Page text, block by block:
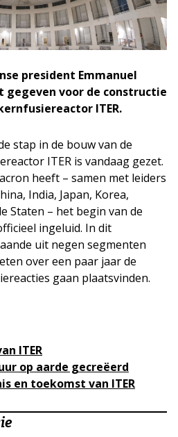
president Emmanuel
gegeven voor de constructie
ITER.
stap in de bouw van de
ITER is vandaag gezet.
heeft – samen met leiders
India, Japan, Korea,
Staten – het begin van de
ingeluid. In dit
uit negen segmenten
over een paar jaar de
gaan plaatsvinden.
ITER
op aarde gecreëerd
en toekomst van ITER